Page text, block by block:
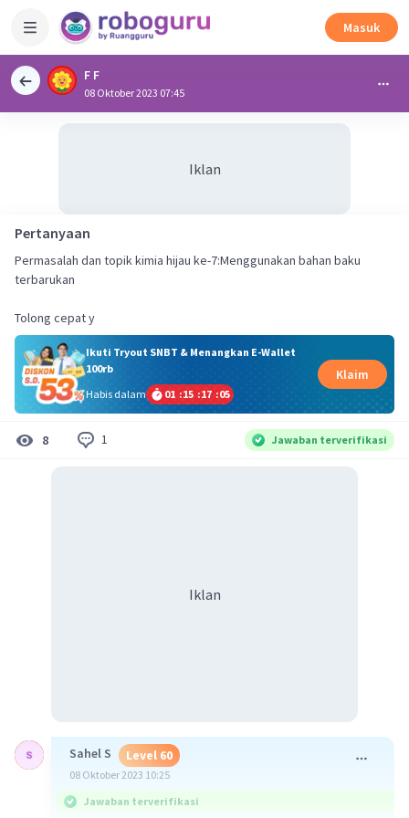
Masuk
F F
08 Oktober 2023 07:45
Iklan
Pertanyaan
Permasalah dan topik kimia hijau ke-7:Menggunakan bahan baku
terbarukan
Tolong cepat y
Ikuti Tryout SNBT & Menangkan E-Wallet
100rb
Habis dalam
01 :15 :17 :04
Klaim
8 1 Jawaban terverifikasi
Iklan
Sahel S Level 60
08 Oktober 2023 10:25
Jawaban terverifikasi